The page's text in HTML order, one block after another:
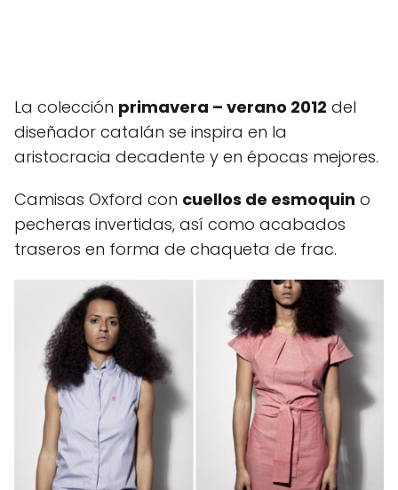
La colección primavera – verano 2012 del
diseñador catalán se inspira en la
aristocracia decadente y en épocas mejores.
Camisas Oxford con cuellos de esmoquin o
pecheras invertidas, así como acabados
traseros en forma de chaqueta de frac.